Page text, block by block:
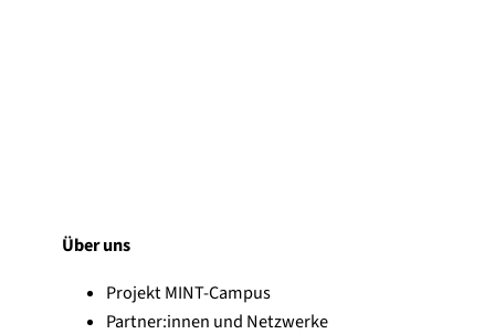
Über uns
Projekt MINT-Campus
Partner:innen und Netzwerke